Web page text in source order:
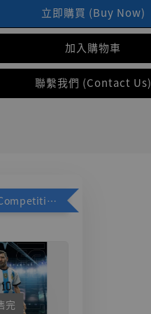
立即購買 (Buy Now)
加入購物車
聯繫我們 (Contact Us)
加購優惠【Competitive Toys 梅西 [CM001]】
完